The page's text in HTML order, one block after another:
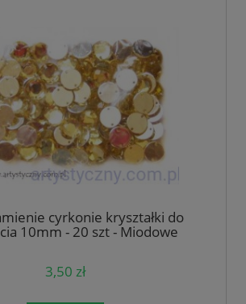
cyrkonie kryształki do
10mm - 20 szt - Miodowe
3,50 zł